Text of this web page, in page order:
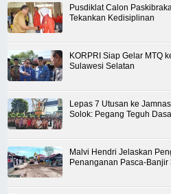
Pusdiklat Calon
Tekankan Kedisiplinan
KORPRI Siap Gelar MTQ
Sulawesi Selatan
Lepas 7 Utusan ke
Solok: Pegang Teguh
Malvi Hendri Jelaskan
Penanganan Pasca-Banjir